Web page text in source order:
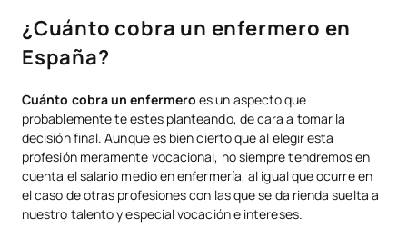
¿Cuánto cobra un enfermero en
España?
Cuánto cobra un enfermero es un aspecto que
probablemente te estés planteando, de cara a tomar la
decisión final. Aunque es bien cierto que al elegir esta
profesión meramente vocacional, no siempre tendremos en
cuenta el salario medio en enfermería, al igual que ocurre en
el caso de otras profesiones con las que se da rienda suelta a
nuestro talento y especial vocación e intereses.